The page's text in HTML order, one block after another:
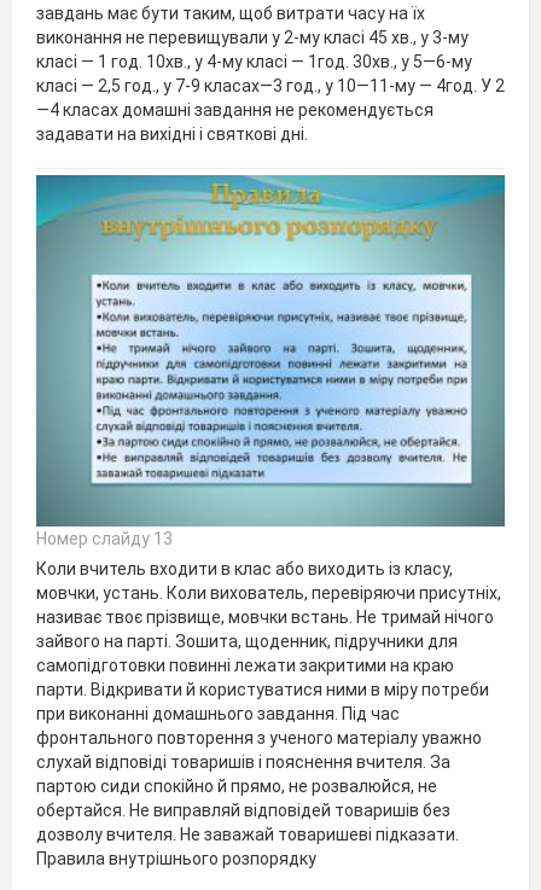
завдань має бути таким, щоб витрати часу на їх
виконання не перевищували у 2-му класі 45 хв., у 3-му
класі — 1 год. 10хв., у 4-му класі — 1год. 30хв., у 5—6-му
класі — 2,5 год., у 7-9 класах—3 год., у 10—11-му — 4год. У 2
—4 класах домашні завдання не рекомендується
задавати на вихідні і святкові дні.
Номер слайду 13
Коли вчитель входити в клас або виходить із класу,
мовчки, устань. Коли вихователь, перевіряючи присутніх,
називає твоє прізвище, мовчки встань. Не тримай нічого
зайвого на парті. Зошита, щоденник, підручники для
самопідготовки повинні лежати закритими на краю
парти. Відкривати й користуватися ними в міру потреби
при виконанні домашнього завдання. Під час
фронтального повторення з ученого матеріалу уважно
слухай відповіді товаришів і пояснення вчителя. За
партою сиди спокійно й прямо, не розвалюйся, не
обертайся. Не виправляй відповідей товаришів без
дозволу вчителя. Не заважай товаришеві підказати.
Правила внутрішнього розпорядку